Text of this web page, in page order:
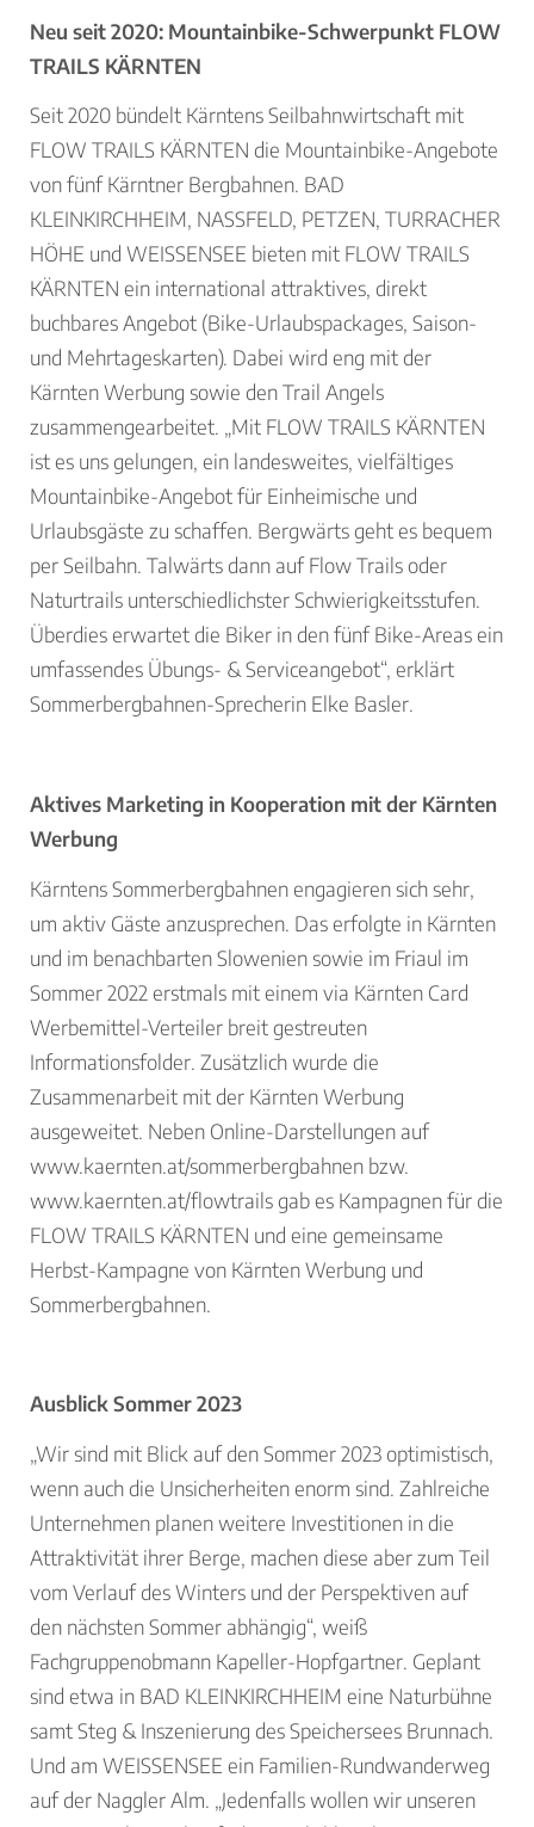
Neu seit 2020: Mountainbike-Schwerpunkt FLOW
TRAILS KÄRNTEN
Seit 2020 bündelt Kärntens Seilbahnwirtschaft mit
FLOW TRAILS KÄRNTEN die Mountainbike-Angebote
von fünf Kärntner Bergbahnen. BAD
KLEINKIRCHHEIM, NASSFELD, PETZEN, TURRACHER
HÖHE und WEISSENSEE bieten mit FLOW TRAILS
KÄRNTEN ein international attraktives, direkt
buchbares Angebot (Bike-Urlaubspackages, Saison-
und Mehrtageskarten). Dabei wird eng mit der
Kärnten Werbung sowie den Trail Angels
zusammengearbeitet. „Mit FLOW TRAILS KÄRNTEN
ist es uns gelungen, ein landesweites, vielfältiges
Mountainbike-Angebot für Einheimische und
Urlaubsgäste zu schaffen. Bergwärts geht es bequem
per Seilbahn. Talwärts dann auf Flow Trails oder
Naturtrails unterschiedlichster Schwierigkeitsstufen.
Überdies erwartet die Biker in den fünf Bike-Areas ein
umfassendes Übungs- & Serviceangebot“, erklärt
Sommerbergbahnen-Sprecherin Elke Basler.
Aktives Marketing in Kooperation mit der Kärnten
Werbung
Kärntens Sommerbergbahnen engagieren sich sehr,
um aktiv Gäste anzusprechen. Das erfolgte in Kärnten
und im benachbarten Slowenien sowie im Friaul im
Sommer 2022 erstmals mit einem via Kärnten Card
Werbemittel-Verteiler breit gestreuten
Informationsfolder. Zusätzlich wurde die
Zusammenarbeit mit der Kärnten Werbung
ausgeweitet. Neben Online-Darstellungen auf
www.kaernten.at/sommerbergbahnen bzw.
www.kaernten.at/flowtrails gab es Kampagnen für die
FLOW TRAILS KÄRNTEN und eine gemeinsame
Herbst-Kampagne von Kärnten Werbung und
Sommerbergbahnen.
Ausblick Sommer 2023
„Wir sind mit Blick auf den Sommer 2023 optimistisch,
wenn auch die Unsicherheiten enorm sind. Zahlreiche
Unternehmen planen weitere Investitionen in die
Attraktivität ihrer Berge, machen diese aber zum Teil
vom Verlauf des Winters und der Perspektiven auf
den nächsten Sommer abhängig“, weiß
Fachgruppenobmann Kapeller-Hopfgartner. Geplant
sind etwa in BAD KLEINKIRCHHEIM eine Naturbühne
samt Steg & Inszenierung des Speichersees Brunnach.
Und am WEISSENSEE ein Familien-Rundwanderweg
auf der Naggler Alm. „Jedenfalls wollen wir unseren